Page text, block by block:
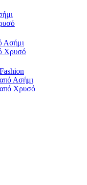
Ασήμι
Χρυσό
Ασήμι
από Χρυσό